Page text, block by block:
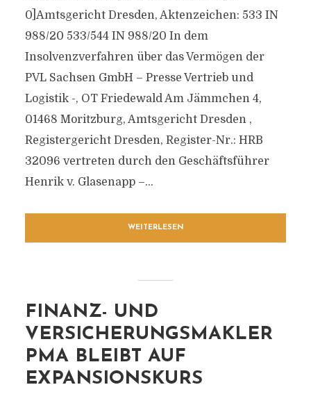
0]Amtsgericht Dresden, Aktenzeichen: 533 IN
988/20 533/544 IN 988/20 In dem
Insolvenzverfahren über das Vermögen der
PVL Sachsen GmbH – Presse Vertrieb und
Logistik -, OT Friedewald Am Jämmchen 4,
01468 Moritzburg, Amtsgericht Dresden ,
Registergericht Dresden, Register-Nr.: HRB
32096 vertreten durch den Geschäftsführer
Henrik v. Glasenapp –...
WEITERLESEN
FINANZ- UND
VERSICHERUNGSMAKLER
PMA BLEIBT AUF
EXPANSIONSKURS